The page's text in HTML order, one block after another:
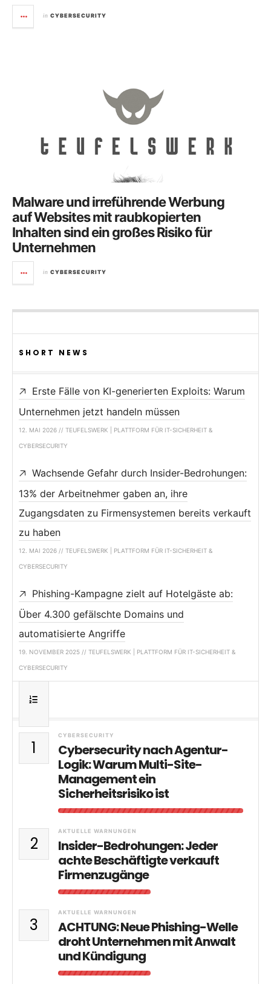
in CYBERSECURITY
Malware und irreführende Werbung
auf Websites mit raubkopierten
Inhalten sind ein großes Risiko für
Unternehmen
in CYBERSECURITY
SHORT NEWS
Erste Fälle von KI-generierten Exploits: Warum
Unternehmen jetzt handeln müssen
12. MAI 2026 // TEUFELSWERK | PLATTFORM FÜR IT-SICHERHEIT &
CYBERSECURITY
Wachsende Gefahr durch Insider-Bedrohungen:
13% der Arbeitnehmer gaben an, ihre
Zugangsdaten zu Firmensystemen bereits verkauft
zu haben
12. MAI 2026 // TEUFELSWERK | PLATTFORM FÜR IT-SICHERHEIT &
CYBERSECURITY
Phishing-Kampagne zielt auf Hotelgäste ab:
Über 4.300 gefälschte Domains und
automatisierte Angriffe
19. NOVEMBER 2025 // TEUFELSWERK | PLATTFORM FÜR IT-SICHERHEIT &
CYBERSECURITY
1
CYBERSECURITY
Cybersecurity nach Agentur-
Logik: Warum Multi-Site-
Management ein
Sicherheitsrisiko ist
2
AKTUELLE WARNUNGEN
Insider-Bedrohungen: Jeder
achte Beschäftigte verkauft
Firmenzugänge
3
AKTUELLE WARNUNGEN
ACHTUNG: Neue Phishing-Welle
droht Unternehmen mit Anwalt
und Kündigung